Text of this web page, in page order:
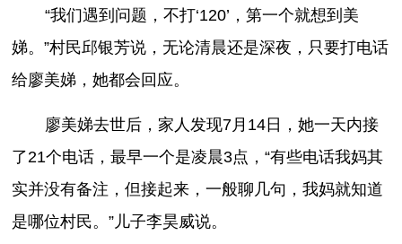
“我们遇到问题，不打‘120’，第一个就想到美
娣。”村民邱银芳说，无论清晨还是深夜，只要打电话
给廖美娣，她都会回应。
廖美娣去世后，家人发现7月14日，她一天内接
了21个电话，最早一个是凌晨3点，“有些电话我妈其
实并没有备注，但接起来，一般聊几句，我妈就知道
是哪位村民。”儿子李昊威说。